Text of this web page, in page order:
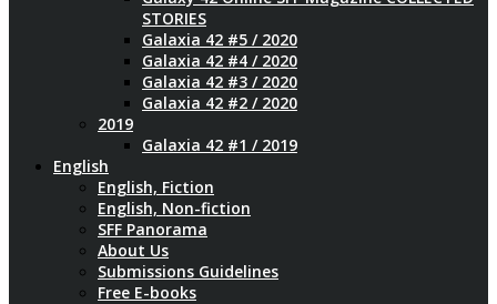
STORIES
Galaxia 42 #5 / 2020
Galaxia 42 #4 / 2020
Galaxia 42 #3 / 2020
Galaxia 42 #2 / 2020
2019
Galaxia 42 #1 / 2019
English
English, Fiction
English, Non-fiction
SFF Panorama
About Us
Submissions Guidelines
Free E-books